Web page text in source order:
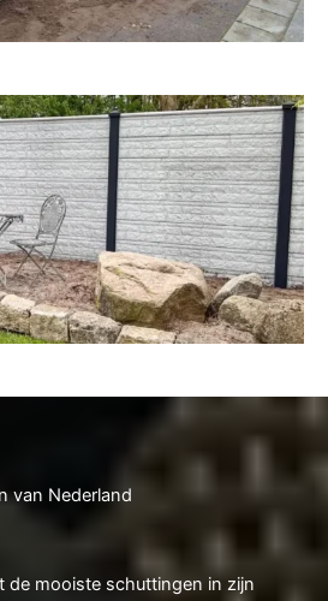
van Nederland
de mooiste schuttingen in zijn